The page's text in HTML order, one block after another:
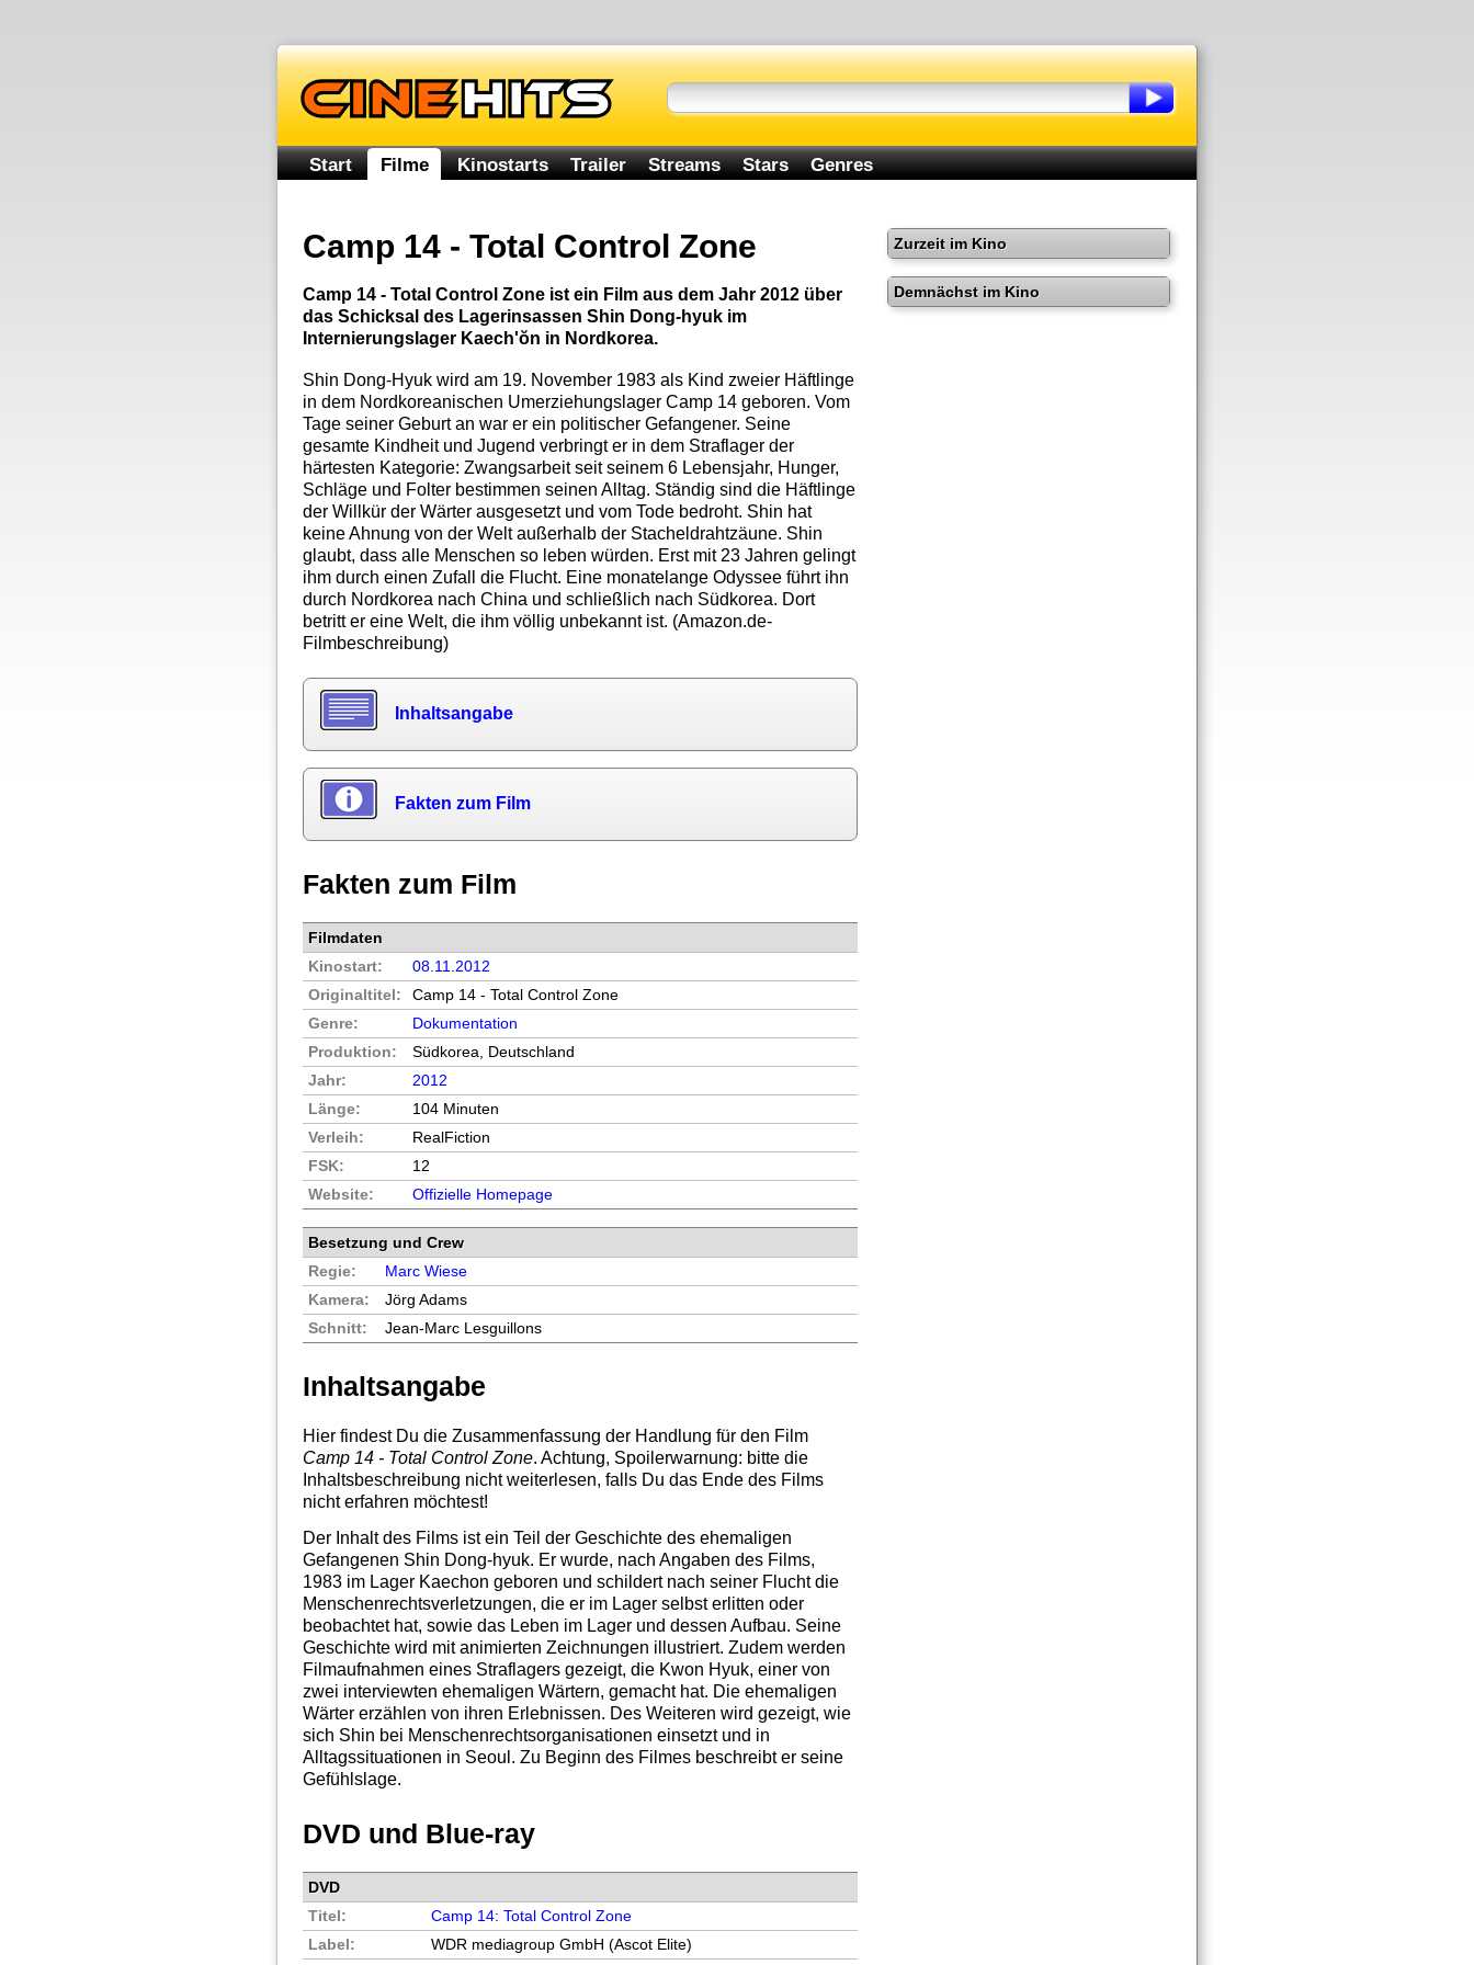
Start Filme Kinostarts Trailer Streams Stars Genres
Camp 14 - Total Control Zone
Camp 14 - Total Control Zone ist ein Film aus dem Jahr 2012 über
das Schicksal des Lagerinsassen Shin Dong-hyuk im
Internierungslager Kaech'ŏn in Nordkorea.
Shin Dong-Hyuk wird am 19. November 1983 als Kind zweier Häftlinge
in dem Nordkoreanischen Umerziehungslager Camp 14 geboren. Vom
Tage seiner Geburt an war er ein politischer Gefangener. Seine
gesamte Kindheit und Jugend verbringt er in dem Straflager der
härtesten Kategorie: Zwangsarbeit seit seinem 6 Lebensjahr, Hunger,
Schläge und Folter bestimmen seinen Alltag. Ständig sind die Häftlinge
der Willkür der Wärter ausgesetzt und vom Tode bedroht. Shin hat
keine Ahnung von der Welt außerhalb der Stacheldrahtzäune. Shin
glaubt, dass alle Menschen so leben würden. Erst mit 23 Jahren gelingt
ihm durch einen Zufall die Flucht. Eine monatelange Odyssee führt ihn
durch Nordkorea nach China und schließlich nach Südkorea. Dort
betritt er eine Welt, die ihm völlig unbekannt ist. (Amazon.de-
Filmbeschreibung)
Inhaltsangabe
Fakten zum Film
Fakten zum Film
Filmdaten
Kinostart:
08.11.2012
Originaltitel:
Camp 14 - Total Control Zone
Genre:
Dokumentation
Produktion:
Südkorea, Deutschland
Jahr:
2012
Länge:
104 Minuten
Verleih:
RealFiction
FSK:
12
Website:
Offizielle Homepage
Besetzung und Crew
Regie:
Marc Wiese
Kamera:
Jörg Adams
Schnitt:
Jean-Marc Lesguillons
Inhaltsangabe
Hier findest Du die Zusammenfassung der Handlung für den Film
Camp 14 - Total Control Zone. Achtung, Spoilerwarnung: bitte die
Inhaltsbeschreibung nicht weiterlesen, falls Du das Ende des Films
nicht erfahren möchtest!
Der Inhalt des Films ist ein Teil der Geschichte des ehemaligen
Gefangenen Shin Dong-hyuk. Er wurde, nach Angaben des Films,
1983 im Lager Kaechon geboren und schildert nach seiner Flucht die
Menschenrechtsverletzungen, die er im Lager selbst erlitten oder
beobachtet hat, sowie das Leben im Lager und dessen Aufbau. Seine
Geschichte wird mit animierten Zeichnungen illustriert. Zudem werden
Filmaufnahmen eines Straflagers gezeigt, die Kwon Hyuk, einer von
zwei interviewten ehemaligen Wärtern, gemacht hat. Die ehemaligen
Wärter erzählen von ihren Erlebnissen. Des Weiteren wird gezeigt, wie
sich Shin bei Menschenrechtsorganisationen einsetzt und in
Alltagssituationen in Seoul. Zu Beginn des Filmes beschreibt er seine
Gefühlslage.
DVD und Blue-ray
DVD
Titel:
Camp 14: Total Control Zone
Label:
WDR mediagroup GmbH (Ascot Elite)
Zurzeit im Kino
Demnächst im Kino